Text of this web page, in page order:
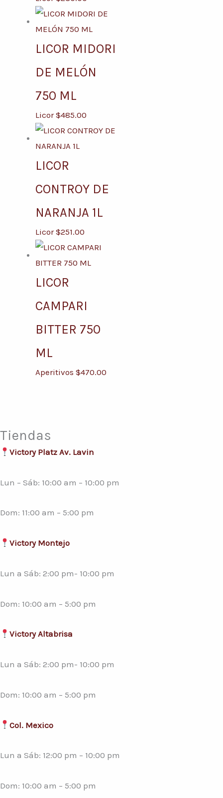
LICOR MIDORI
DE MELÓN
750 ML
Licor$485.00
LICOR
CONTROY DE
NARANJA 1L
Licor$251.00
LICOR
CAMPARI
BITTER 750
ML
Aperitivos $470.00
Tiendas
Victory Platz Av. Lavin
Lun – Sáb: 10:00 am – 10:00 pm
Dom: 11:00 am – 5:00 pm
Victory Montejo
Lun a Sáb: 2:00 pm- 10:00 pm
Dom: 10:00 am – 5:00 pm
Victory Altabrisa
Lun a Sáb: 2:00 pm- 10:00 pm
Dom: 10:00 am – 5:00 pm
Col. Mexico
Lun a Sáb: 12:00 pm – 10:00 pm
Dom: 10:00 am – 5:00 pm